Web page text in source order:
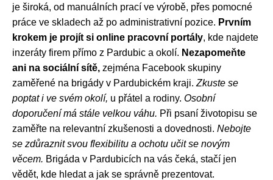
je široká, od manuálních prací ve výrobě, přes pomocné
práce ve skladech až po administrativní pozice. Prvním
krokem je projít si online pracovní portály, kde najdete
inzeráty firem přímo z Pardubic a okolí. Nezapomeňte
ani na sociální sítě, zejména Facebook skupiny
zaměřené na brigády v Pardubickém kraji. Zkuste se
poptat i ve svém okolí, u přátel a rodiny. Osobní
doporučení má stále velkou váhu. Při psaní životopisu se
zaměřte na relevantní zkušenosti a dovednosti. Nebojte
se zdůraznit svou flexibilitu a ochotu učit se novým
věcem. Brigáda v Pardubicích na vás čeká, stačí jen
vědět, kde hledat a jak se správně prezentovat.